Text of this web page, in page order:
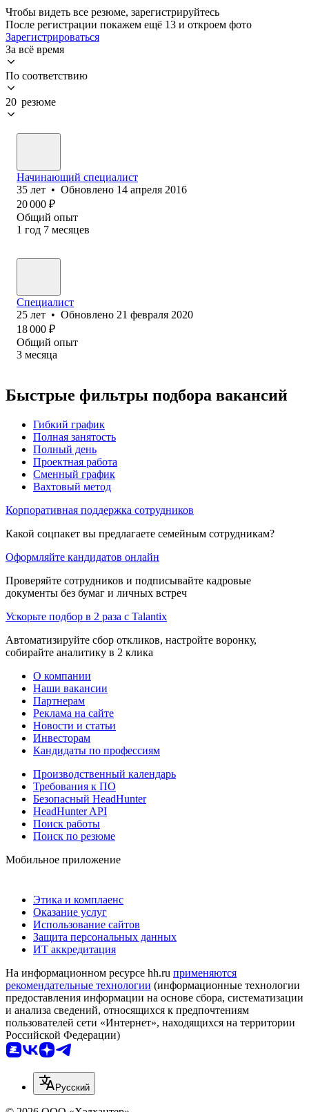
Чтобы видеть все резюме, зарегистрируйтесь
После регистрации покажем ещё 13 и откроем фото
Зарегистрироваться
За всё время
По соответствию
20 резюме
Начинающий специалист
35 лет • Обновлено 14 апреля 2016
20 000 ₽
Общий опыт
1 год 7 месяцев
Специалист
25 лет • Обновлено 21 февраля 2020
18 000 ₽
Общий опыт
3 месяца
Быстрые фильтры подбора вакансий
Гибкий график
Полная занятость
Полный день
Проектная работа
Сменный график
Вахтовый метод
Корпоративная поддержка сотрудников
Какой соцпакет вы предлагаете семейным сотрудникам?
Оформляйте кандидатов онлайн
Проверяйте сотрудников и подписывайте кадровые
документы без бумаг и личных встреч
Ускорьте подбор в 2 раза с Talantix
Автоматизируйте сбор откликов, настройте воронку,
собирайте аналитику в 2 клика
О компании
Наши вакансии
Партнерам
Реклама на сайте
Новости и статьи
Инвесторам
Кандидаты по профессиям
Производственный календарь
Требования к ПО
Безопасный HeadHunter
HeadHunter API
Поиск работы
Поиск по резюме
Мобильное приложение
Этика и комплаенс
Оказание услуг
Использование сайтов
Защита персональных данных
ИТ аккредитация
На информационном ресурсе hh.ru применяются
рекомендательные технологии (информационные технологии
предоставления информации на основе сбора, систематизации
и анализа сведений, относящихся к предпочтениям
пользователей сети «Интернет», находящихся на территории
Российской Федерации)
Русский